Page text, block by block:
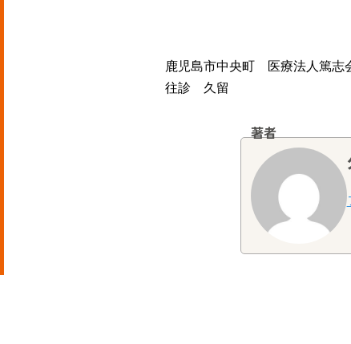
鹿児島市中央町 医療法人篤志
往診 久留